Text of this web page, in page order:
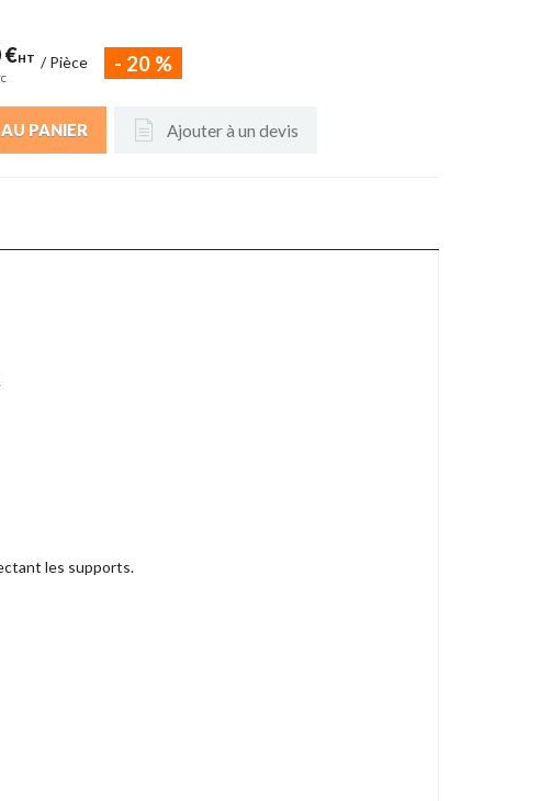
€HT /Pièce - 20 %
PANIER Ajouter à un devis
les supports.